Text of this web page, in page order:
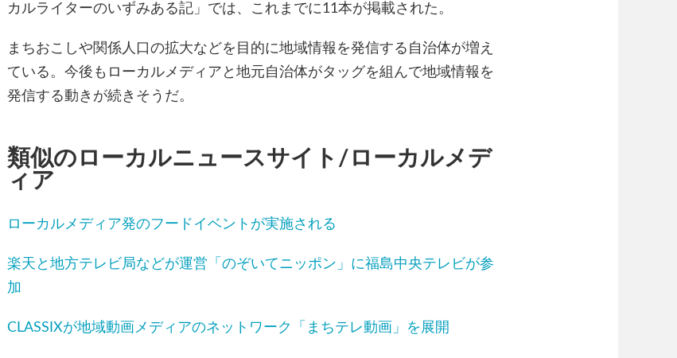
カルライターのいずみある記」では、これまでに11本が掲載された。
まちおこしや関係人口の拡大などを目的に地域情報を発信する自治体が増え
ている。今後もローカルメディアと地元自治体がタッグを組んで地域情報を
発信する動きが続きそうだ。
類似のローカルニュースサイト/ローカルメデ
ィア
ローカルメディア発のフードイベントが実施される
楽天と地方テレビ局などが運営「のぞいてニッポン」に福島中央テレビが参
加
CLASSIXが地域動画メディアのネットワーク「まちテレ動画」を展開